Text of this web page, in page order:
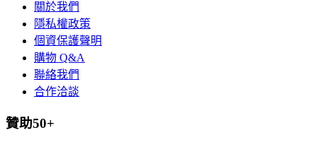
關於我們
隱私權政策
個資保護聲明
購物 Q&A
聯絡我們
合作洽談
贊助50+